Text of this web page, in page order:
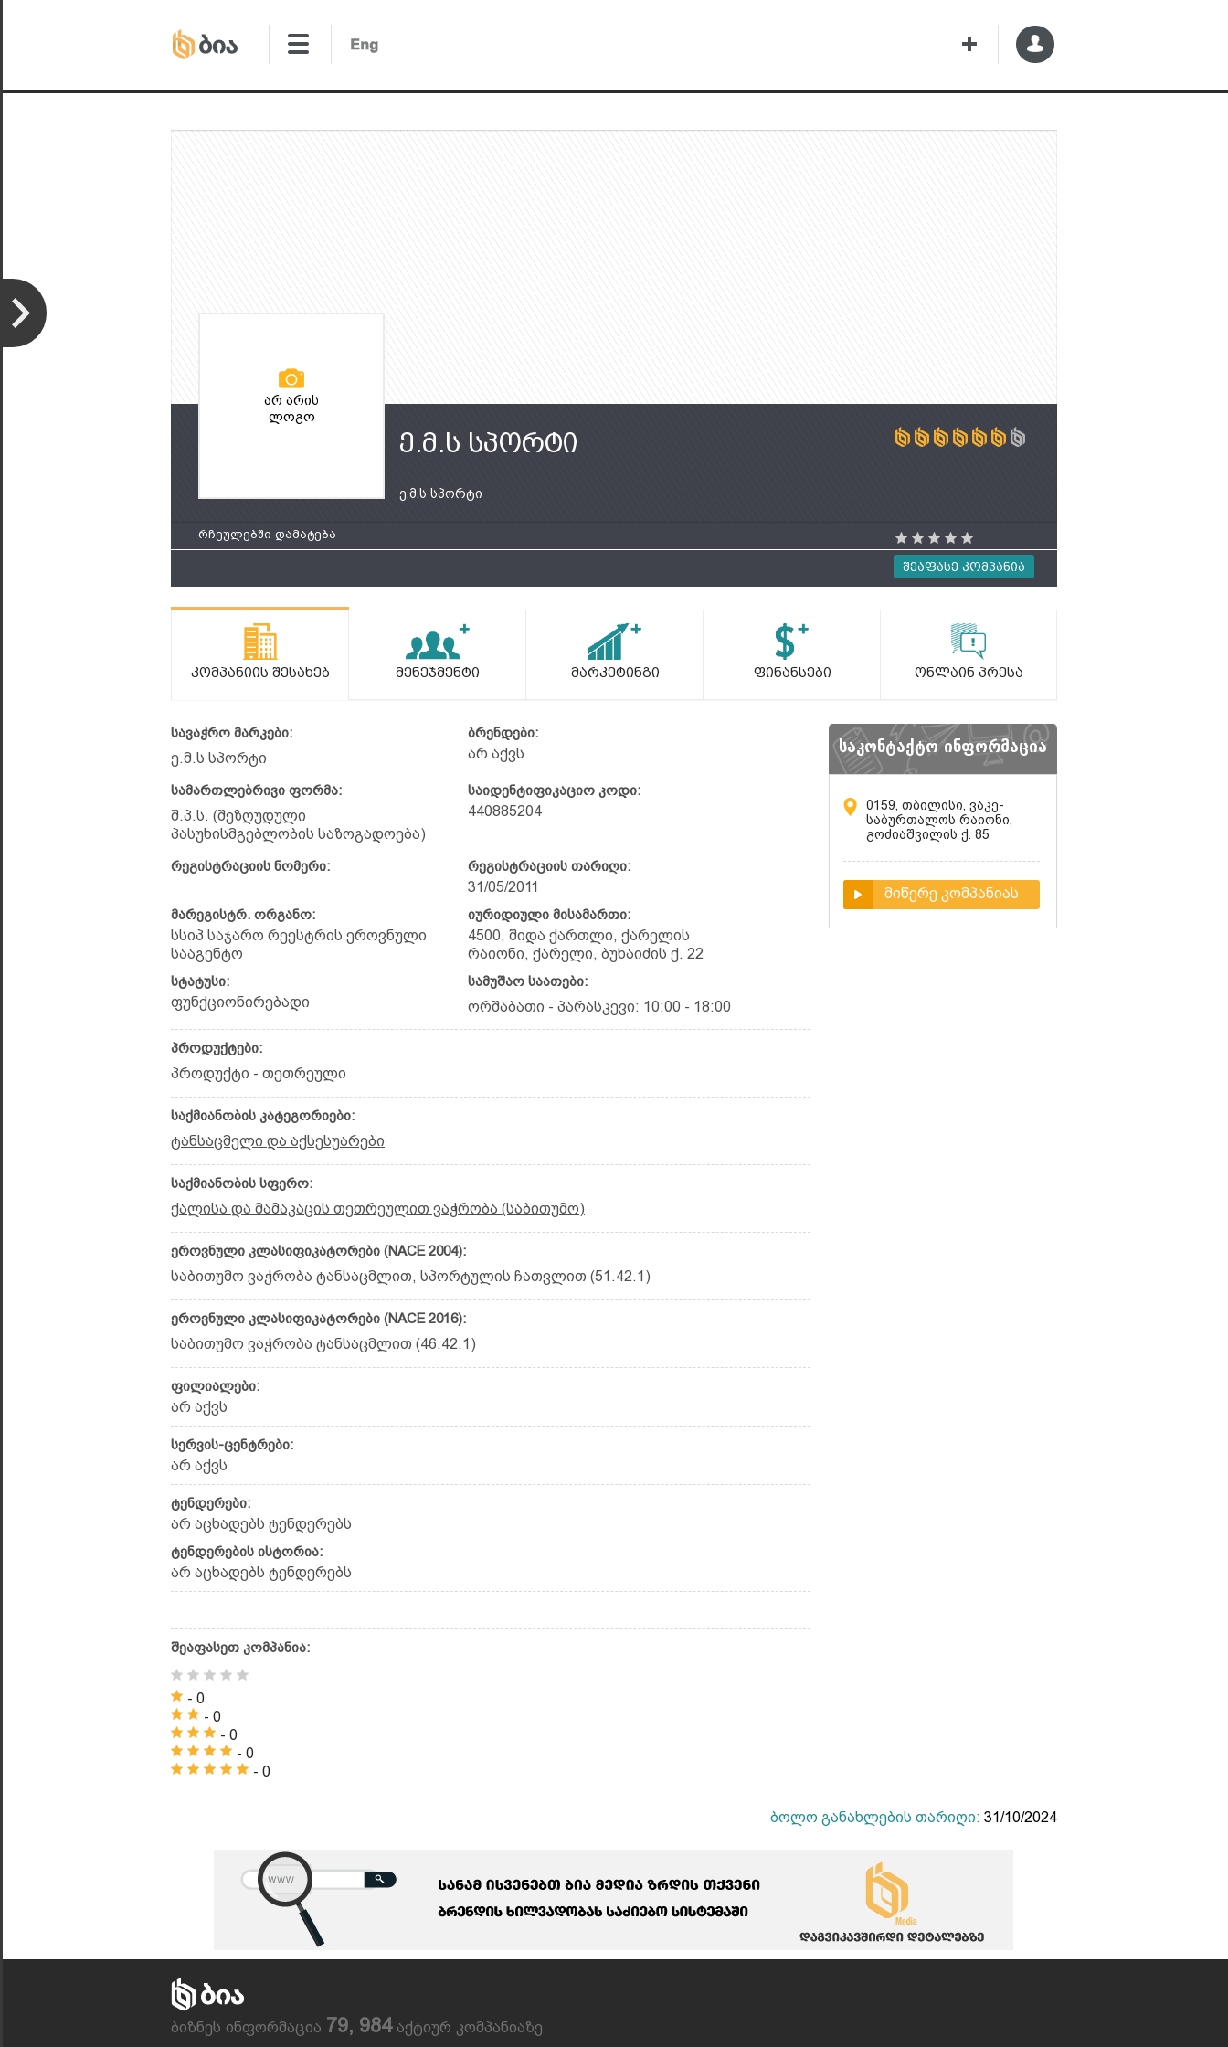
არ არის
ლოგო
ე.მ.ს სპორტი
ე.მ.ს სპორტი
Შეაფასე Კომპანია
რჩეულებში დამატება
Კომპანიის Შესახებ Მენეჯმენტი Მარკეტინგი Ფინანსები Ონლაინ Პრესა
სავაჭრო მარკები:
ე.მ.ს სპორტი
ბრენდები:
არ აქვს
სამართლებრივი ფორმა:
შ.პ.ს. (შეზღუდული
პასუხისმგებლობის საზოგადოება)
საიდენტიფიკაციო კოდი:
440885204
რეგისტრაციის ნომერი: რეგისტრაციის თარიღი:
31/05/2011
მარეგისტრ. ორგანო:
სსიპ საჯარო რეესტრის ეროვნული
სააგენტო
იურიდიული მისამართი:
4500, შიდა ქართლი, ქარელის
რაიონი, ქარელი, ბუხაიძის ქ. 22
სტატუსი:
ფუნქციონირებადი
სამუშაო საათები:
ორშაბათი - პარასკევი: 10:00 - 18:00
პროდუქტები:
პროდუქტი - თეთრეული
საქმიანობის კატეგორიები:
ტანსაცმელი და აქსესუარები
საქმიანობის სფერო:
ქალისა და მამაკაცის თეთრეულით ვაჭრობა (საბითუმო)
ეროვნული კლასიფიკატორები (NACE 2004):
საბითუმო ვაჭრობა ტანსაცმლით, სპორტულის ჩათვლით (51.42.1)
ეროვნული კლასიფიკატორები (NACE 2016):
საბითუმო ვაჭრობა ტანსაცმლით (46.42.1)
ფილიალები:
არ აქვს
სერვის-ცენტრები:
არ აქვს
ტენდერები:
არ აცხადებს ტენდერებს
ტენდერების ისტორია:
არ აცხადებს ტენდერებს
შეაფასეთ კომპანია:
- 0
- 0
- 0
- 0
- 0
საკონტაქტო ინფორმაცია
0159, თბილისი, ვაკე-
საბურთალოს რაიონი,
გოძიაშვილის ქ. 85
მიწერე კომპანიას
ბოლო განახლების თარიღი: 31/10/2024
ბიზნეს ინფორმაცია 79, 984აქტიურ კომპანიაზე